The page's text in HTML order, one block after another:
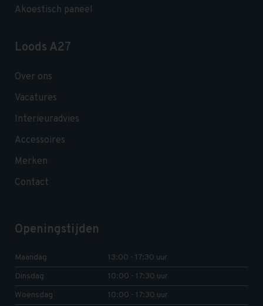
Akoestisch paneel
Loods A27
Over ons
Vacatures
Interieuradvies
Accessoires
Merken
Contact
Openingstijden
Maandag
13:00 - 17:30 uur
Dinsdag
10:00 - 17:30 uur
Woensdag
10:00 - 17:30 uur